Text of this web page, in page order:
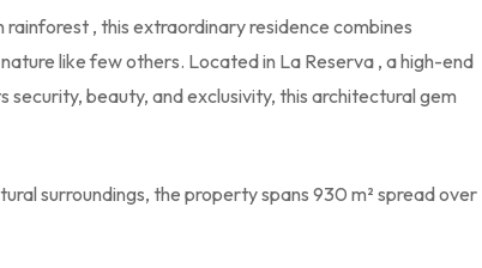
rainforest , this extraordinary residence combines
like few others. Located in La Reserva , a high-end
beauty, and exclusivity, this architectural gem
surroundings, the property spans 930 m² spread over